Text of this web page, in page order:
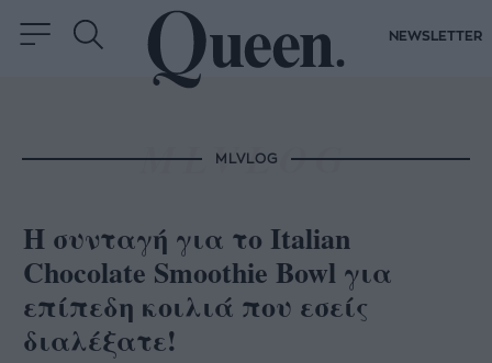
NEWSLETTER
MLVLOG
Η συνταγή για το Italian
Chocolate Smoothie Bowl για
επίπεδη κοιλιά που εσείς
διαλέξατε!